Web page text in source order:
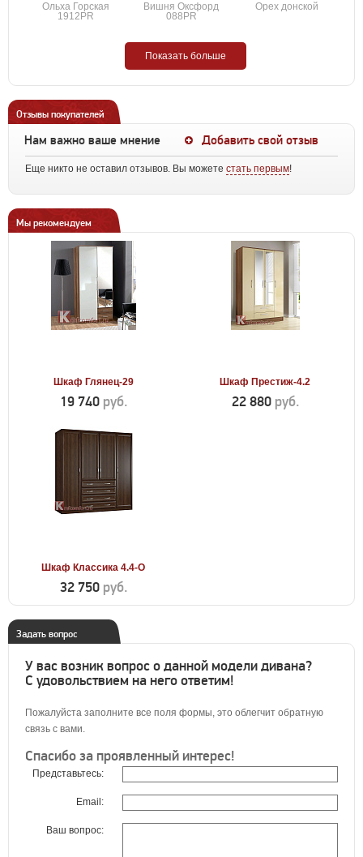
Ольха Горская
1912PR
Вишня Оксфорд
088PR
Орех донской
Показать больше
Отзывы покупателей
Нам важно ваше мнение Добавить свой отзыв
Еще никто не оставил отзывов. Вы можете стать первым!
Мы рекомендуем
Шкаф Глянец-29
19 740 руб.
Шкаф Престиж-4.2
22 880 руб.
Шкаф Классика 4.4-О
32 750 руб.
Задать вопрос
У вас возник вопрос о данной модели дивана?
С удовольствием на него ответим!
Пожалуйста заполните все поля формы, это облегчит обратную
связь с вами.
Спасибо за проявленный интерес!
Представьтесь:
Email:
Ваш вопрос: